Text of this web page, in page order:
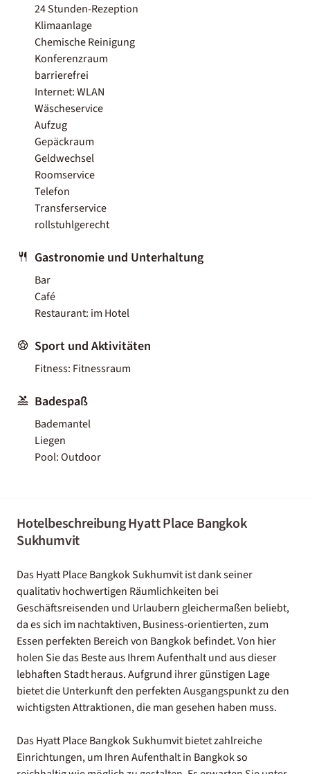
24 Stunden-Rezeption
Klimaanlage
Chemische Reinigung
Konferenzraum
barrierefrei
Internet: WLAN
Wäscheservice
Aufzug
Gepäckraum
Geldwechsel
Roomservice
Telefon
Transferservice
rollstuhlgerecht
Gastronomie und Unterhaltung
Bar
Café
Restaurant: im Hotel
Sport und Aktivitäten
Fitness: Fitnessraum
Badespaß
Bademantel
Liegen
Pool: Outdoor
Hotelbeschreibung Hyatt Place Bangkok
Sukhumvit
Das Hyatt Place Bangkok Sukhumvit ist dank seiner
qualitativ hochwertigen Räumlichkeiten bei
Geschäftsreisenden und Urlaubern gleichermaßen beliebt,
da es sich im nachtaktiven, Business-orientierten, zum
Essen perfekten Bereich von Bangkok befindet. Von hier
holen Sie das Beste aus Ihrem Aufenthalt und aus dieser
lebhaften Stadt heraus. Aufgrund ihrer günstigen Lage
bietet die Unterkunft den perfekten Ausgangspunkt zu den
wichtigsten Attraktionen, die man gesehen haben muss.
Das Hyatt Place Bangkok Sukhumvit bietet zahlreiche
Einrichtungen, um Ihren Aufenthalt in Bangkok so